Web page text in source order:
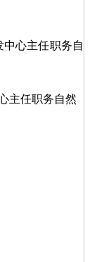
心主任职务自
任职务自然